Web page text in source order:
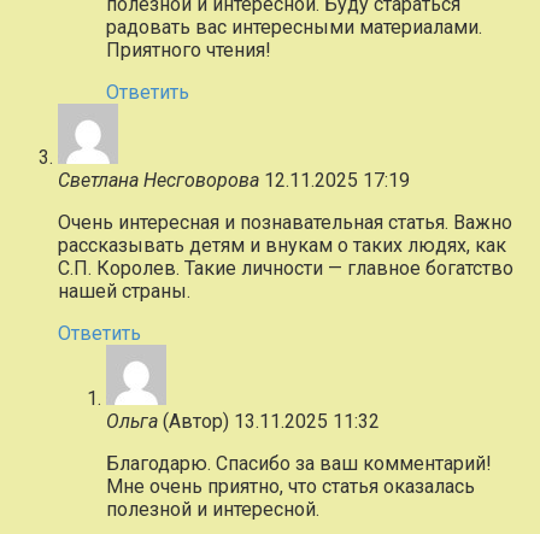
радовать вас интересными материалами.
Приятного чтения!
Ответить
Светлана Несговорова 12.11.2025 17:19
Очень интересная и познавательная статья. Важно
рассказывать детям и внукам о таких людях, как
С.П. Королев. Такие личности — главное богатство
нашей страны.
Ответить
Ольга (Автор) 13.11.2025 11:32
Благодарю. Спасибо за ваш комментарий!
Мне очень приятно, что статья оказалась
полезной и интересной.